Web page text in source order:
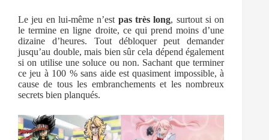
Le jeu en lui-même n’est pas très long, surtout si on
le termine en ligne droite, ce qui prend moins d’une
dizaine d’heures. Tout débloquer peut demander
jusqu’au double, mais bien sûr cela dépend également
si on utilise une soluce ou non. Sachant que terminer
ce jeu à 100 % sans aide est quasiment impossible, à
cause de tous les embranchements et les nombreux
secrets bien planqués.